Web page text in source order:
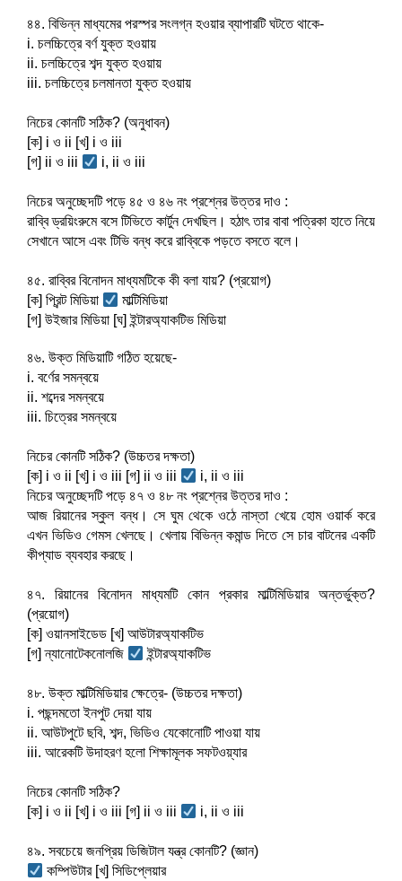
৪৪. বিভিন্ন মাধ্যমের পরস্পর সংলগ্ন হওয়ার ব্যাপারটি ঘটতে থাকে-
i. চলচ্চিত্রে বর্ণ যুক্ত হওয়ায়
ii. চলচ্চিত্রে শব্দ যুক্ত হওয়ায়
iii. চলচ্চিত্রে চলমানতা যুক্ত হওয়ায়
নিচের কোনটি সঠিক? (অনুধাবন)
[ক] i ও ii [খ] i ও iii
[গ] ii ও iii
i, ii ও iii
নিচের অনুচ্ছেদটি পড়ে ৪৫ ও ৪৬ নং প্রশ্নের উত্তর দাও :
রাব্বি ড্রয়িংরুমে বসে টিভিতে কার্টুন দেখছিল। হঠাৎ তার বাবা পত্রিকা হাতে নিয়ে
সেখানে আসে এবং টিভি বন্ধ করে রাব্বিকে পড়তে বসতে বলে।
৪৫. রাব্বির বিনোদন মাধ্যমটিকে কী বলা যায়? (প্রয়োগ)
[ক] প্রিন্ট মিডিয়া
মাল্টিমিডিয়া
[গ] উইজার মিডিয়া [ঘ] ইন্টারঅ্যাকটিভ মিডিয়া
৪৬. উক্ত মিডিয়াটি গঠিত হয়েছে-
i. বর্ণের সমন্বয়ে
ii. শব্দের সমন্বয়ে
iii. চিত্রের সমন্বয়ে
নিচের কোনটি সঠিক? (উচ্চতর দক্ষতা)
[ক] i ও ii [খ] i ও iii [গ] ii ও iii
i, ii ও iii
নিচের অনুচ্ছেদটি পড়ে ৪৭ ও ৪৮ নং প্রশ্নের উত্তর দাও :
আজ রিয়ানের স্কুল বন্ধ। সে ঘুম থেকে ওঠে নাস্তা খেয়ে হোম ওয়ার্ক করে
এখন ভিডিও গেমস খেলছে। খেলায় বিভিন্ন কমান্ড দিতে সে চার বাটনের একটি
কীপ্যাড ব্যবহার করছে।
৪৭. রিয়ানের বিনোদন মাধ্যমটি কোন প্রকার মাল্টিমিডিয়ার অন্তর্ভুক্ত?
(প্রয়োগ)
[ক] ওয়ানসাইডেড [খ] আউটারঅ্যাকটিভ
[গ] ন্যানোটেকনোলজি
ইন্টারঅ্যাকটিভ
৪৮. উক্ত মাল্টিমিডিয়ার ক্ষেত্রে- (উচ্চতর দক্ষতা)
i. পছন্দমতো ইনপুট দেয়া যায়
ii. আউটপুটে ছবি, শব্দ, ভিডিও যেকোনোটি পাওয়া যায়
iii. আরেকটি উদাহরণ হলো শিক্ষামূলক সফটওয়্যার
নিচের কোনটি সঠিক?
[ক] i ও ii [খ] i ও iii [গ] ii ও iii
i, ii ও iii
৪৯. সবচেয়ে জনপ্রিয় ডিজিটাল যন্ত্র কোনটি? (জ্ঞান)
কম্পিউটার [খ] সিডিপ্লেয়ার